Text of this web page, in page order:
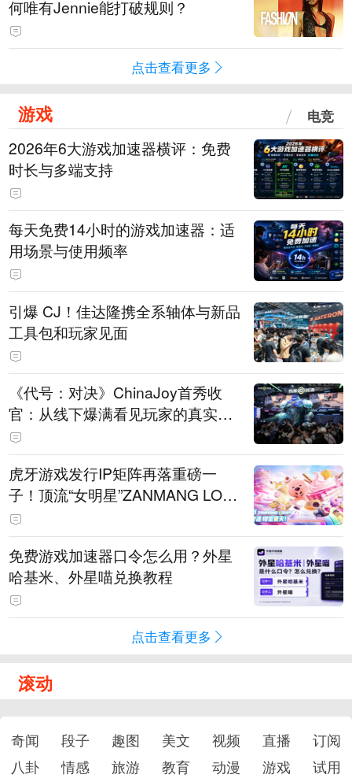
何唯有Jennie能打破规则？
点击查看更多
游戏 电竞
2026年6大游戏加速器横评：免费
时长与多端支持
每天免费14小时的游戏加速器：适
用场景与使用频率
引爆 CJ！佳达隆携全系轴体与新品
工具包和玩家见面
《代号：对决》ChinaJoy首秀收
官：从线下爆满看见玩家的真实期
待
虎牙游戏发行IP矩阵再落重磅一
子！顶流“女明星”ZANMANG LOO
PY 正版3D消除手游《消消奇遇》
惊喜曝光
免费游戏加速器口令怎么用？外星
哈基米、外星喵兑换教程
点击查看更多
滚动
奇闻 段子 趣图 美文 视频 直播
订阅
八卦
情感 旅游 教育 动漫 游戏 试用